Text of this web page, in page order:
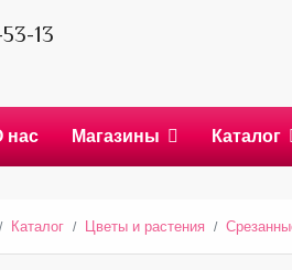
13
нас Магазины Каталог
Каталог Цветы и растения